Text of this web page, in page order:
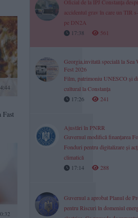
Fast
Oficial de la IPJ Constanța
accidentul grav în care un TIR
pe DN2A
17:38
561
Georgia,invitată specială la Sea
Fest 2026
Film, patrimoniu UNESCO și
cultural la Constanța
17:26
241
Ajustări în PNRR
Guvernul modifică finanțarea
Fonduri pentru digitalizare și
climatică
17:14
288
Guvernul a aprobat Planul de
pentru Riscuri în domeniul